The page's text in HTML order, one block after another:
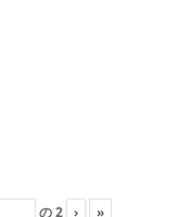
の2 › »